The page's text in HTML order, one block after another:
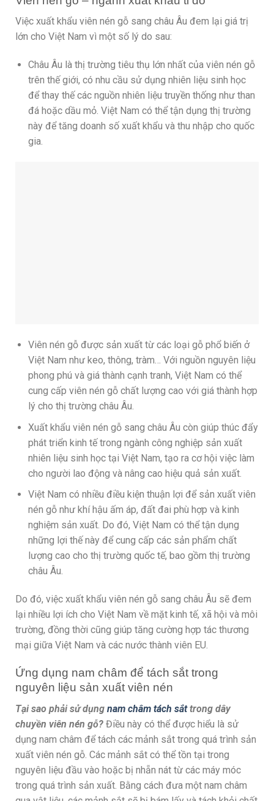
Việc xuất khẩu viên nén gỗ sang châu Âu đem lại giá trị
lớn cho Việt Nam vì một số lý do sau:
Châu Âu là thị trường tiêu thụ lớn nhất của viên nén gỗ
trên thế giới, có nhu cầu sử dụng nhiên liệu sinh học
để thay thế các nguồn nhiên liệu truyền thống như than
đá hoặc dầu mỏ. Việt Nam có thể tận dụng thị trường
này để tăng doanh số xuất khẩu và thu nhập cho quốc
gia.
Viên nén gỗ được sản xuất từ các loại gỗ phổ biến ở
Việt Nam như keo, thông, tràm… Với nguồn nguyên liệu
phong phú và giá thành cạnh tranh, Việt Nam có thể
cung cấp viên nén gỗ chất lượng cao với giá thành hợp
lý cho thị trường châu Âu.
Xuất khẩu viên nén gỗ sang châu Âu còn giúp thúc đẩy
phát triển kinh tế trong ngành công nghiệp sản xuất
nhiên liệu sinh học tại Việt Nam, tạo ra cơ hội việc làm
cho người lao động và nâng cao hiệu quả sản xuất.
Việt Nam có nhiều điều kiện thuận lợi để sản xuất viên
nén gỗ như khí hậu ấm áp, đất đai phù hợp và kinh
nghiệm sản xuất. Do đó, Việt Nam có thể tận dụng
những lợi thế này để cung cấp các sản phẩm chất
lượng cao cho thị trường quốc tế, bao gồm thị trường
châu Âu.
Do đó, việc xuất khẩu viên nén gỗ sang châu Âu sẽ đem
lại nhiều lợi ích cho Việt Nam về mặt kinh tế, xã hội và môi
trường, đồng thời cũng giúp tăng cường hợp tác thương
mại giữa Việt Nam và các nước thành viên EU.
Ứng dụng nam châm để tách sắt trong
nguyên liệu sản xuất viên nén
Tại sao phải sử dụng nam châm tách sắttrong dây
chuyền viên nén gỗ? Điều này có thể được hiểu là sử
dụng nam châm để tách các mảnh sắt trong quá trình sản
xuất viên nén gỗ. Các mảnh sắt có thể tồn tại trong
nguyên liệu đầu vào hoặc bị nhẵn nát từ các máy móc
trong quá trình sản xuất. Bằng cách đưa một nam châm